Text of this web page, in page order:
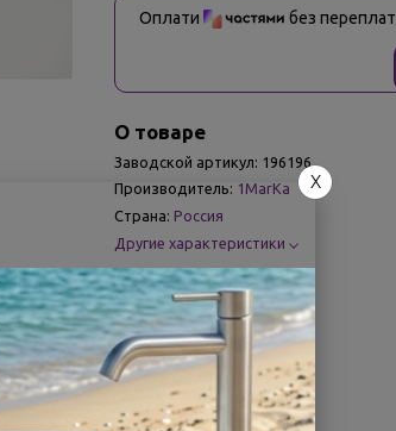
Оплати без переплат
О товаре
Заводской артикул: 196196
Производитель: 1MarKa
Страна: Россия
Другие характеристики
Поделиться
X